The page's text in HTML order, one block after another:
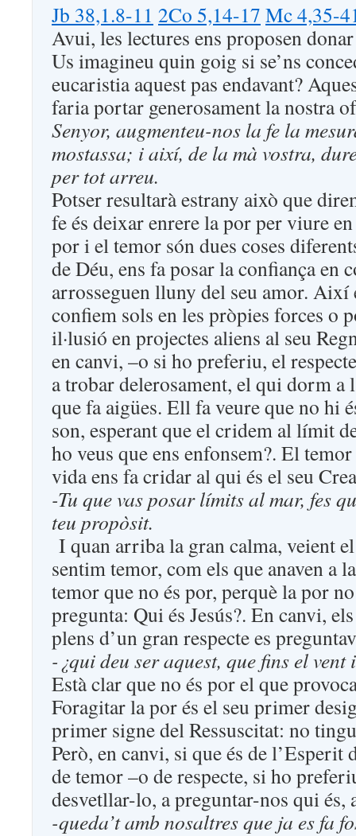
Jb 38,1.8-11 2Co 5,14-17 Mc 4,35-
Avui, les lectures ens proposen
Us imagineu quin goig si se’ns
eucaristia aquest pas endavant?
faria portar generosament la nostra
Senyor, augmenteu-nos la fe la
mostassa; i així, de la mà vostra,
per tot arreu.
Potser resultarà estrany això que
fe és deixar enrere la por per viure
por i el temor són dues coses
de Déu, ens fa posar la confiança en
arrosseguen lluny del seu amor. Així
confiem sols en les pròpies forces o
il·lusió en projectes aliens al seu
en canvi, –o si ho preferiu, el
a trobar delerosament, el qui dorm a
que fa aigües. Ell fa veure que no hi
son, esperant que el cridem al límit
ho veus que ens enfonsem?. El
vida ens fa cridar al qui és el seu
-Tu que vas posar límits al mar, fes
teu propòsit.
I quan arriba la gran calma, veient
sentim temor, com els que anaven a
temor que no és por, perquè la por
pregunta: Qui és Jesús?. En canvi,
plens d’un gran respecte es
-¿qui deu ser aquest, que fins el vent
Està clar que no és por el que
Foragitar la por és el seu primer
primer signe del Ressuscitat: no
Però, en canvi, si que és de l’Esperit
de temor –o de respecte, si ho
desvetllar-lo, a preguntar-nos qui és,
-queda’t amb nosaltres que ja es fa